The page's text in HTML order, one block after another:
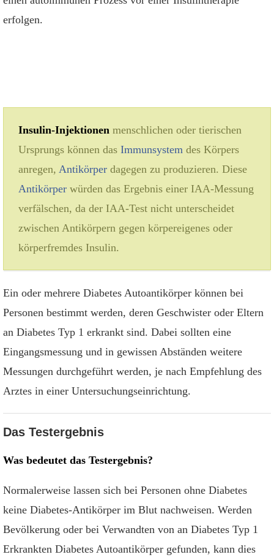
erfolgen.
Insulin-Injektionen menschlichen oder tierischen
Ursprungs können das Immunsystem des Körpers
anregen, Antikörper dagegen zu produzieren. Diese
Antikörper würden das Ergebnis einer IAA-Messung
verfälschen, da der IAA-Test nicht unterscheidet
zwischen Antikörpern gegen körpereigenes oder
körperfremdes Insulin.
Ein oder mehrere Diabetes Autoantikörper können bei
Personen bestimmt werden, deren Geschwister oder Eltern
an Diabetes Typ 1 erkrankt sind. Dabei sollten eine
Eingangsmessung und in gewissen Abständen weitere
Messungen durchgeführt werden, je nach Empfehlung des
Arztes in einer Untersuchungseinrichtung.
Das Testergebnis
Was bedeutet das Testergebnis?
Normalerweise lassen sich bei Personen ohne Diabetes
keine Diabetes-Antikörper im Blut nachweisen. Werden
Bevölkerung oder bei Verwandten von an Diabetes Typ 1
Erkrankten Diabetes Autoantikörper gefunden, kann dies